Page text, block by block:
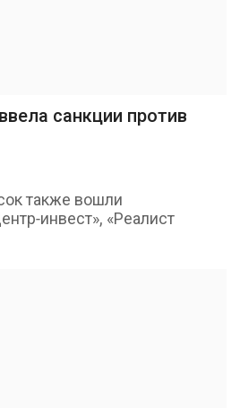
санкции против
также вошли
инвест», «Реалист